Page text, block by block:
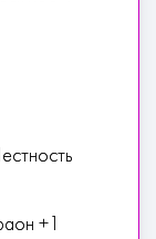
+1